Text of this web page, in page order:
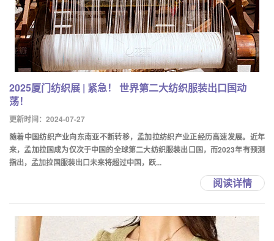
2025厦门纺织展 | 紧急！ 世界第二大纺织服装出口国动
荡！
更新时间：2024-07-27
随着中国纺织产业向东南亚不断转移，孟加拉纺织产业正经历高速发展。近年
来，孟加拉国成为仅次于中国的全球第二大纺织服装出口国，而2023年有预测
指出，孟加拉国服装出口未来将超过中国，跃...
阅读详情